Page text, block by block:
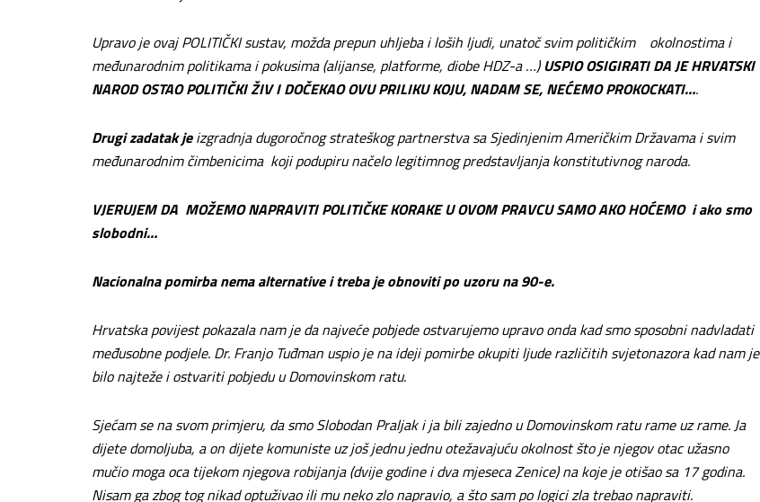
Upravo je ovaj POLITIČKI sustav, možda prepun uhljeba i loših ljudi, unatoč svim političkim okolnostima i
međunarodnim politikama i pokusima (alijanse, platforme, diobe HDZ-a …)USPIO OSIGIRATI DA JE HRVATSKI
NAROD OSTAO POLITIČKI ŽIV I DOČEKAO OVU PRILIKU KOJU, NADAM SE, NEĆEMO PROKOCKATI….
Drugi zadatak jeizgradnja dugoročnog strateškog partnerstva sa Sjedinjenim Američkim Državama i svim
međunarodnim čimbenicima koji podupiru načelo legitimnog predstavljanja konstitutivnog naroda.
VJERUJEM DA MOŽEMO NAPRAVITI POLITIČKE KORAKE U OVOM PRAVCU SAMO AKO HOĆEMO i ako smo
slobodni…
Nacionalna pomirba nema alternative i treba je obnoviti po uzoru na 90-e.
Hrvatska povijest pokazala nam je da najveće pobjede ostvarujemo upravo onda kad smo sposobni nadvladati
međusobne podjele. Dr. Franjo Tuđman uspio je na ideji pomirbe okupiti ljude različitih svjetonazora kad nam je
bilo najteže i ostvariti pobjedu u Domovinskom ratu.
Sjećam se na svom primjeru, da smo Slobodan Praljak i ja bili zajedno u Domovinskom ratu rame uz rame. Ja
dijete domoljuba, a on dijete komuniste uz još jednu jednu otežavajuću okolnost što je njegov otac užasno
mučio moga oca tijekom njegova robijanja (dvije godine i dva mjeseca Zenice) na koje je otišao sa 17 godina.
Nisam ga zbog tog nikad optuživao ili mu neko zlo napravio, a što sam po logici zla trebao napraviti.